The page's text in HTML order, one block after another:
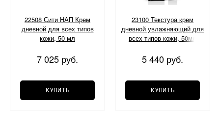
22508 Сити НАП Крем
дневной для всех типов
кожи, 50 мл
7 025 руб.
КУПИТЬ
23100 Текстура крем
дневной увлажняющий для
всех типов кожи, 50мл
5 440 руб.
КУПИТЬ